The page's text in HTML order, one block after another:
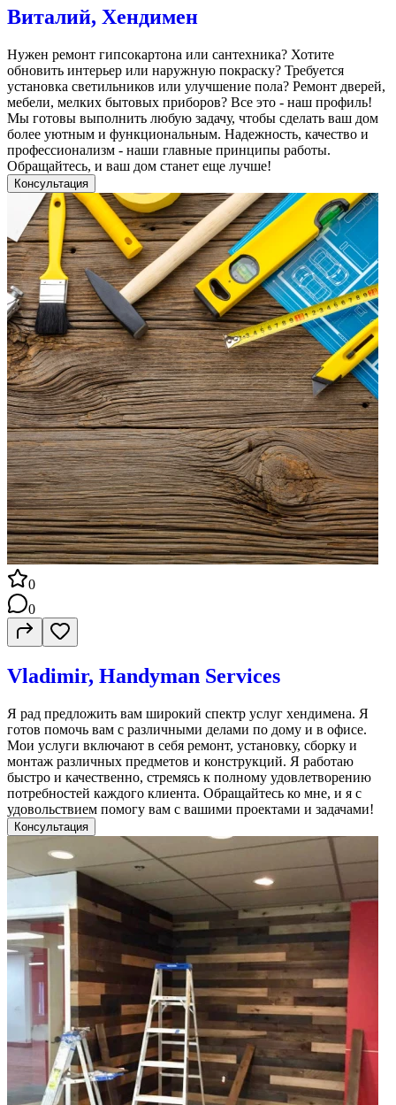
Виталий, Хендимен
Нужен ремонт гипсокартона или сантехника? Хотите
обновить интерьер или наружную покраску? Требуется
установка светильников или улучшение пола? Ремонт дверей,
мебели, мелких бытовых приборов? Все это - наш профиль!
Мы готовы выполнить любую задачу, чтобы сделать ваш дом
более уютным и функциональным. Надежность, качество и
профессионализм - наши главные принципы работы.
Обращайтесь, и ваш дом станет еще лучше!
Консультация
0
0
Vladimir, Handyman Services
Я рад предложить вам широкий спектр услуг хендимена. Я
готов помочь вам с различными делами по дому и в офисе.
Мои услуги включают в себя ремонт, установку, сборку и
монтаж различных предметов и конструкций. Я работаю
быстро и качественно, стремясь к полному удовлетворению
потребностей каждого клиента. Обращайтесь ко мне, и я с
удовольствием помогу вам с вашими проектами и задачами!
Консультация